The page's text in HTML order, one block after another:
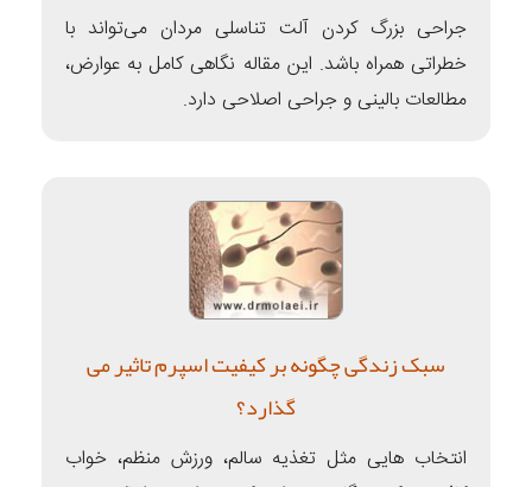
جراحی بزرگ کردن آلت تناسلی مردان می‌تواند با
خطراتی همراه باشد. این مقاله نگاهی کامل به عوارض،
مطالعات بالینی و جراحی اصلاحی دارد.
سبک زندگی چگونه بر کیفیت اسپرم تاثیر می
گذارد؟
انتخاب هایی مثل تغذیه سالم، ورزش منظم، خواب